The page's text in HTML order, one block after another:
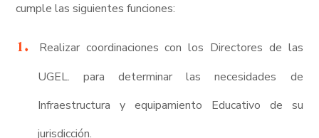
cumple las siguientes funciones:
Realizar coordinaciones con los Directores de las
UGEL. para determinar las necesidades de
Infraestructura y equipamiento Educativo de su
jurisdicción.